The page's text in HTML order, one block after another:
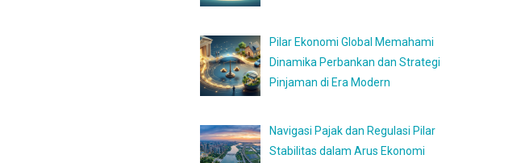
Pilar Ekonomi Global Memahami
Dinamika Perbankan dan Strategi
Pinjaman di Era Modern
Navigasi Pajak dan Regulasi Pilar
Stabilitas dalam Arus Ekonomi